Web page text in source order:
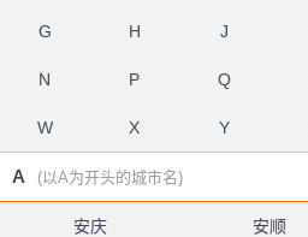
G H J
N P Q
W X Y
A (以A为开头的城市名)
安庆 安顺